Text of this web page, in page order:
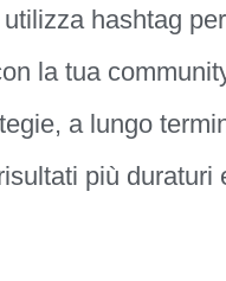
hashtag
la tua
a lungo
più duraturi